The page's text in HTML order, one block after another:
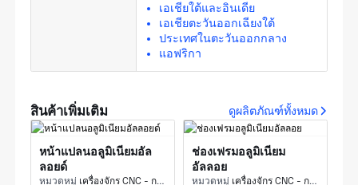
เอเชียใต้และอินเดีย
เอเชียตะวันออกเฉียงใต้
ประเทศในตะวันออกกลาง
แอฟริกา
สินค้าเพิ่มเติม ดูผลิตภัณฑ์ทั้งหมด
หน้าแปลนอลูมิเนียมอัล
ลอยด์
หมวดหมู่ เครื่องจักร CNC - การกัดแบบ 5 แกน
ช่องเฟรมอลูมิเนียม
อัลลอย
หมวดหมู่ เครื่องจักร CNC - การกัดแบบ 5 แกน